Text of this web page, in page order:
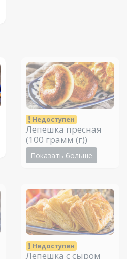
Недоступен
Лепешка пресная
(100 грамм (г))
Показать больше
Недоступен
Лепешка с сыром